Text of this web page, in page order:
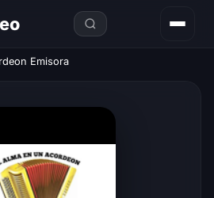
Emisora